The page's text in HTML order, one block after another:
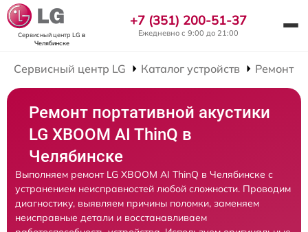
Сервисный центр LG в
Челябинске
+7 (351) 200-51-37
Ежедневно с 9:00 до 21:00
Сервисный центр LG Каталог устройств Ремонт
Ремонт портативной акустики
LG XBOOM AI ThinQ в
Челябинске
Выполняем ремонт LG XBOOM AI ThinQ в Челябинске с
устранением неисправностей любой сложности. Проводим
диагностику, выявляем причины поломки, заменяем
неисправные детали и восстанавливаем